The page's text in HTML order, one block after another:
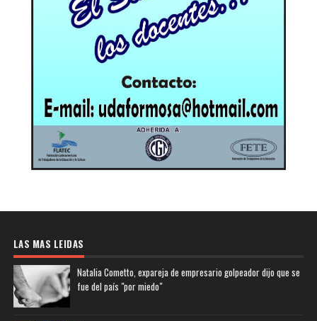
LAS MAS LEIDAS
Natalia Cometto, expareja de empresario golpeador dijo que se
fue del país "por miedo"